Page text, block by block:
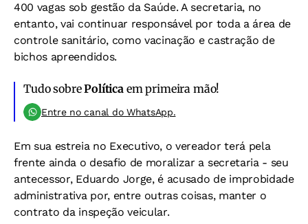
400 vagas sob gestão da Saúde. A secretaria, no
entanto, vai continuar responsável por toda a área de
controle sanitário, como vacinação e castração de
bichos apreendidos.
Tudo sobrePolíticaem primeira mão!
Entre no canal do WhatsApp.
Em sua estreia no Executivo, o vereador terá pela
frente ainda o desafio de moralizar a secretaria - seu
antecessor, Eduardo Jorge, é acusado de improbidade
administrativa por, entre outras coisas, manter o
contrato da inspeção veicular.